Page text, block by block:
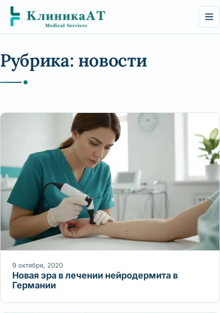
Перейти
содержимому
Рубрика: новости
9 октября, 2020
Новая эра в лечении нейродермита в
Германии